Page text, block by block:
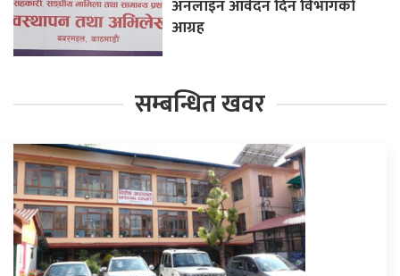
अनलाइन आवेदन दिन विभागको
आग्रह
सम्बन्धित खवर